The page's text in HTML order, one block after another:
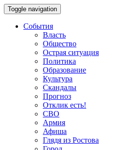
Toggle navigation
События
Власть
Общество
Острая ситуация
Политика
Образование
Культура
Скандалы
Прогноз
Отклик есть!
СВО
Армия
Афиша
Глядя из Ростова